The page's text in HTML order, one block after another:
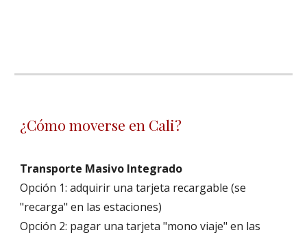
¿Cómo moverse en Cali?
Transporte Masivo Integrado
Opción 1: adquirir una tarjeta recargable (se
"recarga" en las estaciones)
Opción 2: pagar una tarjeta "mono viaje" en las